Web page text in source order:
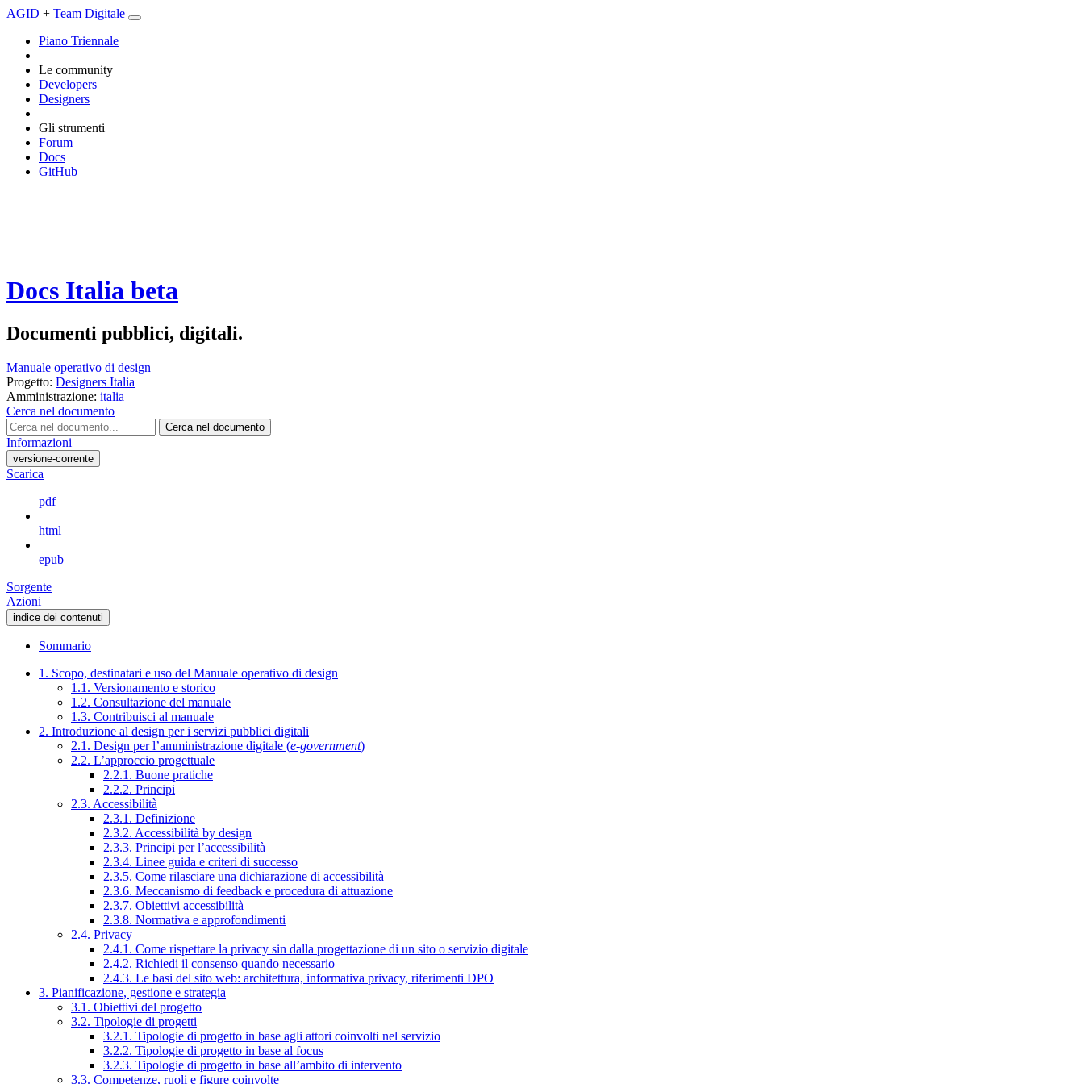
AGID + Team Digitale
Piano Triennale
Le community
Developers
Designers
Gli strumenti
Forum
Docs
GitHub
Docs Italia beta
Documenti pubblici, digitali.
Manuale operativo di design
Progetto: Designers Italia
Amministrazione: italia
Cerca nel documento
Cerca nel documento
Informazioni
versione-corrente
Scarica
pdf
html
epub
Sorgente
Azioni
indice dei contenuti
Sommario
1. Scopo, destinatari e uso del Manuale operativo di design
1.1. Versionamento e storico
1.2. Consultazione del manuale
1.3. Contribuisci al manuale
2. Introduzione al design per i servizi pubblici digitali
2.1. Design per l’amministrazione digitale (e-government)
2.2. L’approccio progettuale
2.2.1. Buone pratiche
2.2.2. Principi
2.3. Accessibilità
2.3.1. Definizione
2.3.2. Accessibilità by design
2.3.3. Principi per l’accessibilità
2.3.4. Linee guida e criteri di successo
2.3.5. Come rilasciare una dichiarazione di accessibilità
2.3.6. Meccanismo di feedback e procedura di attuazione
2.3.7. Obiettivi accessibilità
2.3.8. Normativa e approfondimenti
2.4. Privacy
2.4.1. Come rispettare la privacy sin dalla progettazione di un sito o servizio digitale
2.4.2. Richiedi il consenso quando necessario
2.4.3. Le basi del sito web: architettura, informativa privacy, riferimenti DPO
3. Pianificazione, gestione e strategia
3.1. Obiettivi del progetto
3.2. Tipologie di progetti
3.2.1. Tipologie di progetto in base agli attori coinvolti nel servizio
3.2.2. Tipologie di progetto in base al focus
3.2.3. Tipologie di progetto in base all’ambito di intervento
3.3. Competenze, ruoli e figure coinvolte